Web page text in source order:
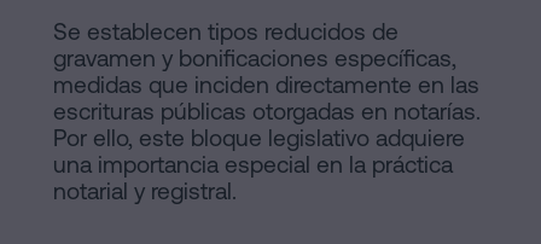
Se establecen tipos reducidos de
gravamen y bonificaciones específicas,
medidas que inciden directamente en las
escrituras públicas otorgadas en notarías.
Por ello, este bloque legislativo adquiere
una importancia especial en la práctica
notarial y registral.